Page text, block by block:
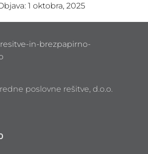
1 oktobra, 2025
poslovne rešitve, d.o.o.